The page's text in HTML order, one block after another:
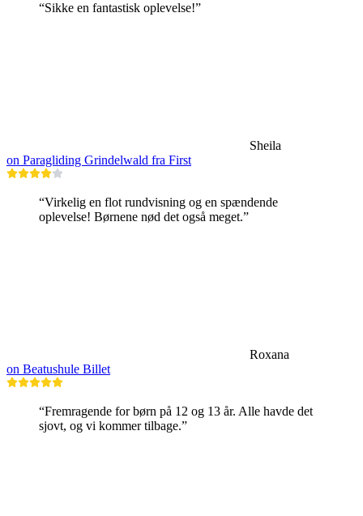
“Sikke en fantastisk oplevelse!”
Sheila
on Paragliding Grindelwald fra First
“Virkelig en flot rundvisning og en spændende
oplevelse! Børnene nød det også meget.”
Roxana
on Beatushule Billet
“Fremragende for børn på 12 og 13 år. Alle havde det
sjovt, og vi kommer tilbage.”